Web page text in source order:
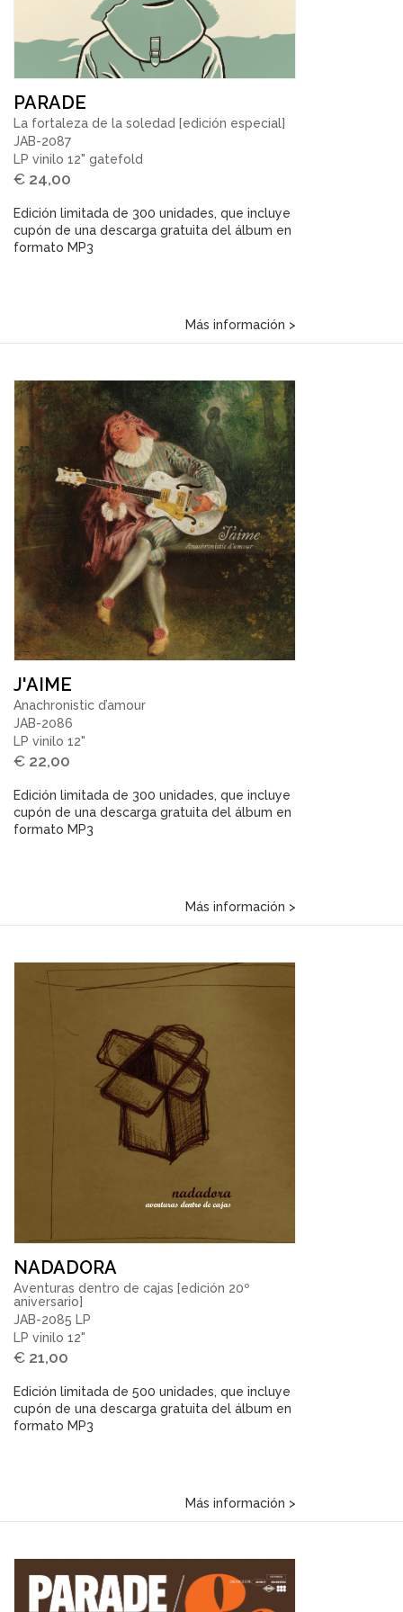
PARADE
La fortaleza de la soledad [edición especial]
JAB-2087
LP vinilo 12" gatefold
€ 24,00
Edición limitada de 300 unidades, que incluye
cupón de una descarga gratuita del álbum en
formato MP3
Más información >
J'AIME
Anachronistic d’amour
JAB-2086
LP vinilo 12"
€ 22,00
Edición limitada de 300 unidades, que incluye
cupón de una descarga gratuita del álbum en
formato MP3
Más información >
NADADORA
Aventuras dentro de cajas [edición 20º
aniversario]
JAB-2085 LP
LP vinilo 12"
€ 21,00
Edición limitada de 500 unidades, que incluye
cupón de una descarga gratuita del álbum en
formato MP3
Más información >